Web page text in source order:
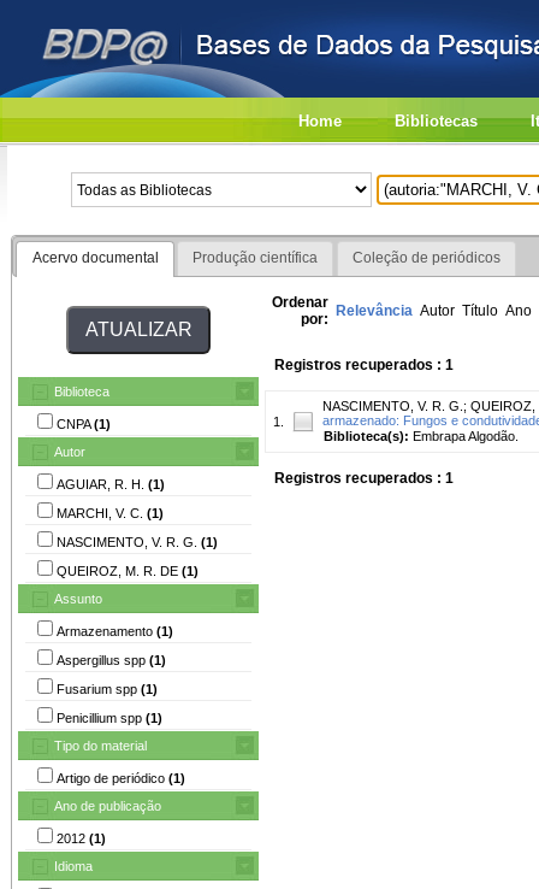
Home Bibliotecas
Acervo documental Produção científica Coleção de periódicos
Biblioteca
CNPA(1)
Autor
AGUIAR, R. H. (1)
MARCHI, V. C. (1)
NASCIMENTO, V. R. G. (1)
QUEIROZ, M. R. DE (1)
Assunto
Armazenamento (1)
Aspergillus spp (1)
Fusarium spp (1)
Penicillium spp (1)
Tipo do material
Artigo de periódico (1)
Ano de publicação
2012 (1)
Idioma
Ordenar
por: Relevância Autor Título Ano
Registros recuperados : 1
1.
NASCIMENTO, V. R. G. ; QUEIROZ,
armazenado: Fungos e
Biblioteca(s): Embrapa Algodão.
Registros recuperados : 1